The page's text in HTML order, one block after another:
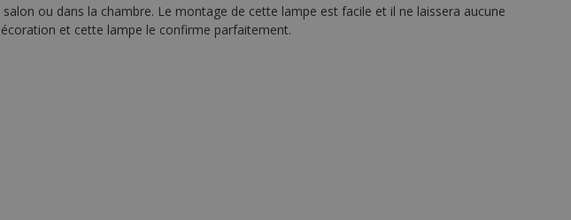
ou dans la chambre. Le montage de cette lampe est facile et il ne laissera aucune
et cette lampe le confirme parfaitement.